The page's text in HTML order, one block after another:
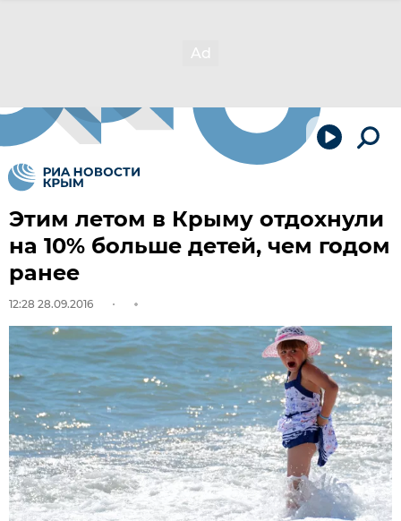
Этим летом в Крыму отдохнули
на 10% больше детей, чем годом
ранее
12:28 28.09.2016